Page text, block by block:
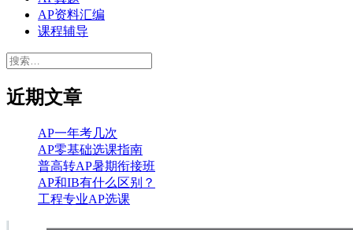
AP资料汇编
课程辅导
搜
近期文章
AP一年考几次
AP零基础选课指南
普高转AP暑期衔接班
AP和IB有什么区别？
工程专业AP选课